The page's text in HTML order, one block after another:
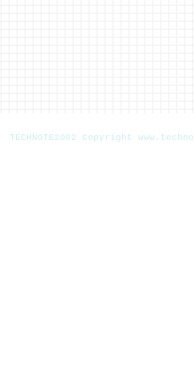
TECHNOTE2002 Copyright